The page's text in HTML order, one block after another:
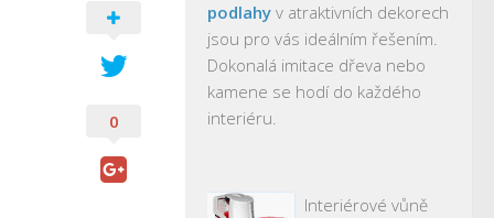
0
podlahy v atraktivních dekorech
jsou pro vás ideálním řešením.
Dokonalá imitace dřeva nebo
kamene se hodí do každého
interiéru.
Interiérové vůně